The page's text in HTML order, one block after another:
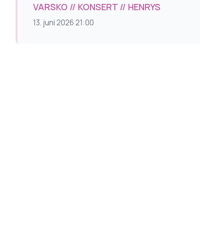
VARSKO // KONSERT // HENRYS
13. juni 2026 21:00